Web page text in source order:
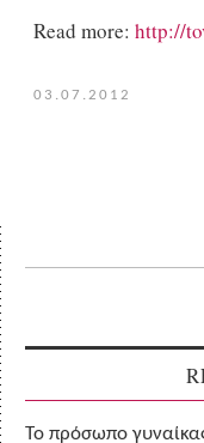
Read more: http://
03.07.2012
Το πρόσωπο